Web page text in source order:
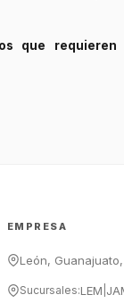
que
EMPRESA
León,
Sucursales:LEM